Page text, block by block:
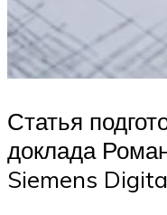
Статья
доклада
Siemens